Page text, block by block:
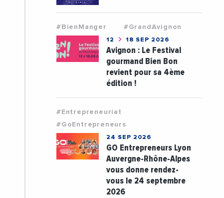
#BienManger #GrandAvignon
12 18 SEP 2026
Avignon : Le Festival
gourmand Bien Bon
revient pour sa 4ème
édition !
#Entrepreneuriat
#GoEntrepreneurs
24 SEP 2026
GO Entrepreneurs Lyon
Auvergne-Rhône-Alpes
vous donne rendez-
vous le 24 septembre
2026